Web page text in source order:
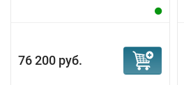
76 200 руб.